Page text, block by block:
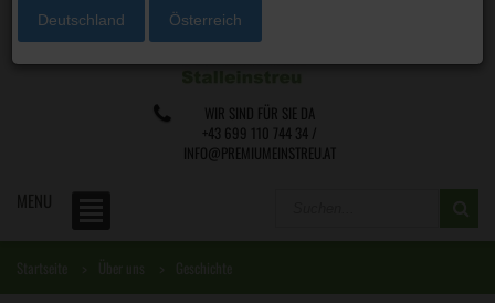
WIR SIND FÜR SIE DA
+43 699 110 744 34 /
INFO@PREMIUMEINSTREU.AT
MENU
Deutschland Österreich